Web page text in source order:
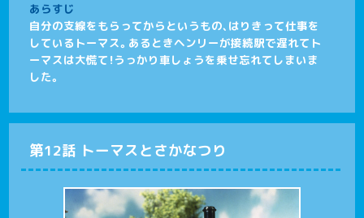
あらすじ
自分の支線をもらってからというもの、はりきって仕事を
しているトーマス。あるときヘンリーが接続駅で遅れてト
ーマスは大慌て！うっかり車しょうを乗せ忘れてしまいま
した。
第12話 トーマスとさかなつり